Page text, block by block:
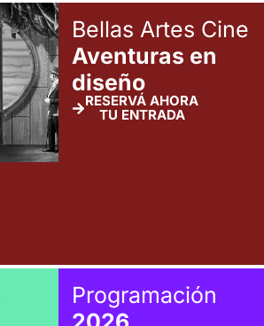
Bellas Artes Cine
Aventuras en
diseño
RESERVÁ AHORA
TU ENTRADA
Programación